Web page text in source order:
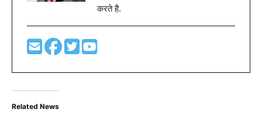
करते है.
Related News